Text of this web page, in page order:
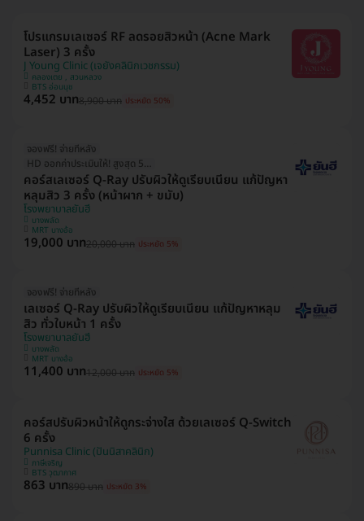
โปรแกรมเลเซอร์ RF ลดรอยสิวหน้า (Acne Mark
Laser) 3 ครั้ง
J Young Clinic (เจยังคลินิกเวชกรรม)
คลองเตย , สวนหลวง
BTS อ่อนนุช
4,452 บาท8,900 บาท ประหยัด 50%
จองฟรี! จ่ายทีหลัง
HD ออกค่าประเมินให้! สูงสุด 500 บ.
คอร์สเลเซอร์ Q-Ray ปรับผิวให้ดูเรียบเนียน แก้ปัญหา
หลุมสิว 3 ครั้ง (หน้าผาก + ขมับ)
โรงพยาบาลยันฮี
บางพลัด
MRT บางอ้อ
19,000 บาท20,000 บาท ประหยัด 5%
จองฟรี! จ่ายทีหลัง
เลเซอร์ Q-Ray ปรับผิวให้ดูเรียบเนียน แก้ปัญหาหลุม
สิว ทั่วใบหน้า 1 ครั้ง
โรงพยาบาลยันฮี
บางพลัด
MRT บางอ้อ
11,400 บาท12,000 บาท ประหยัด 5%
คอร์สปรับผิวหน้าให้ดูกระจ่างใส ด้วยเลเซอร์ Q-Switch
6 ครั้ง
Punnisa Clinic (ปันนิสาคลินิก)
ภาษีเจริญ
BTS วุฒากาศ
863 บาท890 บาท ประหยัด 3%